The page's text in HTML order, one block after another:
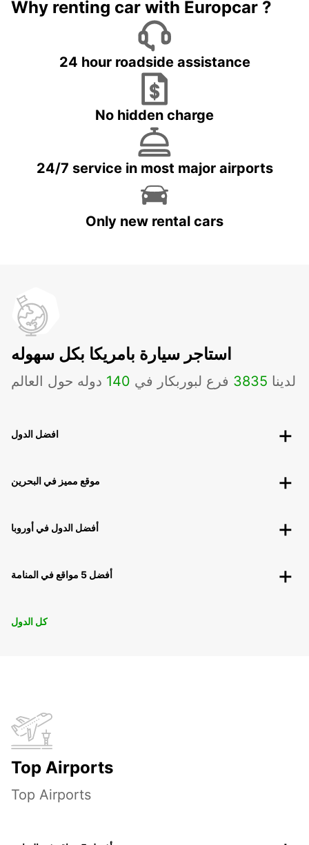
Why renting car with Europcar ?
24 hour roadside assistance
No hidden charge
24/7 service in most major airports
Only new rental cars
استاجر سيارة بامريكا بكل سهوله
لدينا 3835 فرع لبوربكار في 140 دوله حول العالم
افضل الدول
موقع مميز في البحرين
أفضل الدول في أوروبا
أفضل 5 مواقع في المنامة
كل الدول
Top Airports
Top Airports